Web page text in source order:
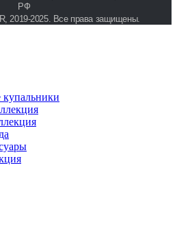
РФ
2019-2025. Все права защищены.